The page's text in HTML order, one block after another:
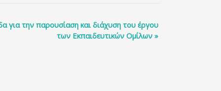
για την παρουσίαση και διάχυση του έργου
των Εκπαιδευτικών Ομίλων »